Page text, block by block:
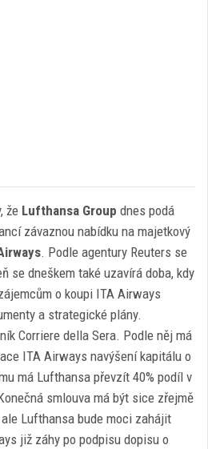
že Lufthansa Group dnes podá
závaznou nabídku na majetkový
. Podle agentury Reuters se
se dneškem také uzavírá doba, kdy
o koupi ITA Airways
a strategické plány.
Corriere della Sera. Podle něj má
ITA Airways navýšení kapitálu o
má Lufthansa převzít 40% podíl v
smlouva má být sice zřejmě
Lufthansa bude moci zahájit
již záhy po podpisu dopisu o